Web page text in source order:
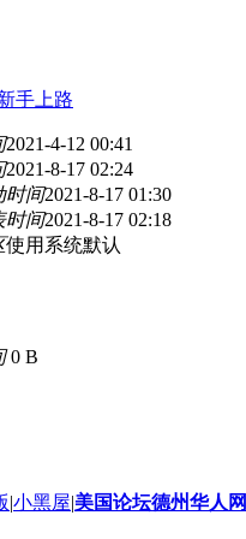
手上路
2021-4-12 00:41
2021-8-17 02:24
时间2021-8-17 01:30
时间2021-8-17 02:18
使用系统默认
0 B
|小黑屋|美国论坛德州华人网